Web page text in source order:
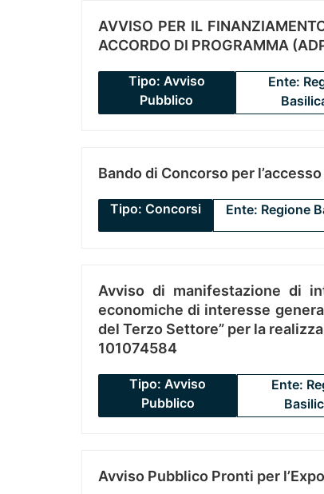
AVVISO PER IL
ACCORDO DI PROGRAMMA
Tipo: Avviso
Pubblico
Ente:
Bando di Concorso per
Tipo: Concorsi Ente: Regione
Avviso di manifestazione di
economiche di interesse
del Terzo Settore” per la
101074584
Tipo: Avviso
Pubblico
Ente:
Avviso Pubblico Pronti per